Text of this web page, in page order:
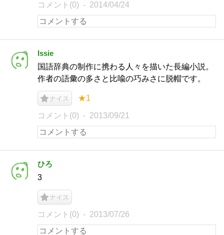
コメント(0) 2014/04/24
Issie
国語辞典の制作に携わる人々を描いた長編小説。
作者の語彙の多さと比喩の巧みさに脱帽です。
ナイス ★1
コメント(0) 2013/09/21
ひろ
3
ナイス
コメント(0) 2013/07/26